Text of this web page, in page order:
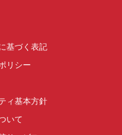
基づく表記
リシー
ィ基本方針
いて